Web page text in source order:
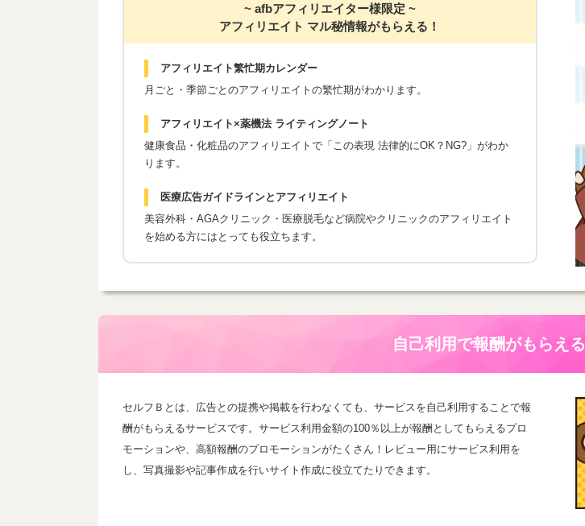
~ afbアフィリエイター様限定 ~
アフィリエイト マル秘情報がもらえる！
アフィリエイト繁忙期カレンダー
月ごと・季節ごとのアフィリエイトの繁忙期がわかります。
アフィリエイト×薬機法 ライティングノート
健康食品・化粧品のアフィリエイトで「この表現 法律的にOK？NG?」がわか
ります。
医療広告ガイドラインとアフィリエイト
美容外科・AGAクリニック・医療脱毛など病院やクリニックのアフィリエイト
を始める方にはとっても役立ちます。
自己利用で報酬がもらえる
セルフＢとは、広告との提携や掲載を行わなくても、サービスを自己利用することで報
酬がもらえるサービスです。サービス利用金額の100％以上が報酬としてもらえるプロ
モーションや、高額報酬のプロモーションがたくさん！レビュー用にサービス利用を
し、写真撮影や記事作成を行いサイト作成に役立てたりできます。